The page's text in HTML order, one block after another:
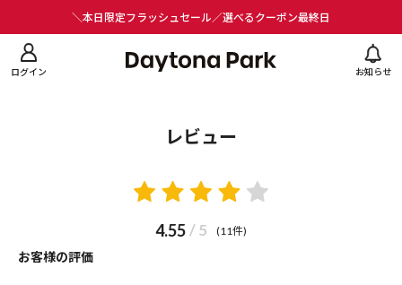
＼本日限定フラッシュセール／選べるクーポン最終日
ログイン お知らせ
レビュー
4.55 / 5 (11件)
お客様の評価
ューを閉じる